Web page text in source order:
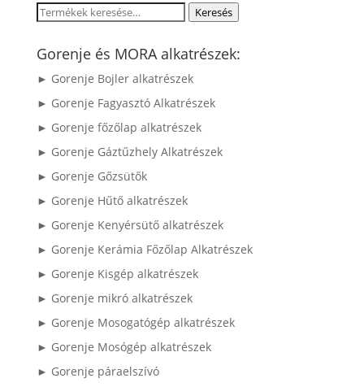
Keresés
következőre:
Keresés
Gorenje és MORA alkatrészek:
► Gorenje Bojler alkatrészek
► Gorenje Fagyasztó Alkatrészek
► Gorenje főzőlap alkatrészek
► Gorenje Gáztűzhely Alkatrészek
► Gorenje Gőzsütők
► Gorenje Hűtő alkatrészek
► Gorenje Kenyérsütő alkatrészek
► Gorenje Kerámia Főzőlap Alkatrészek
► Gorenje Kisgép alkatrészek
► Gorenje mikró alkatrészek
► Gorenje Mosogatógép alkatrészek
► Gorenje Mosógép alkatrészek
► Gorenje páraelszívó